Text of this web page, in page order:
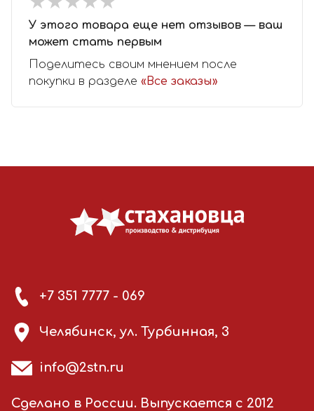
У этого товара еще нет отзывов — ваш
может стать первым
Поделитесь своим мнением после
покупки в разделе «Все заказы»
+7 351 7777 - 069
Челябинск, ул. Турбинная, 3
info@2stn.ru
Сделано в России. Выпускается с 2012